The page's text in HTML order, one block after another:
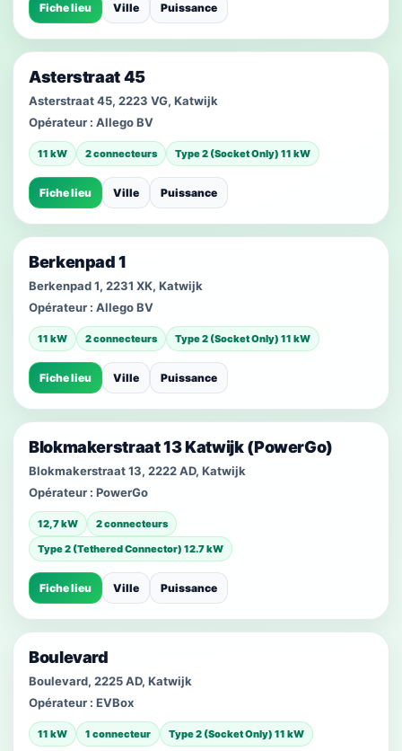
Fiche lieu Ville Puissance
Asterstraat 45
Asterstraat 45, 2223 VG, Katwijk
Opérateur : Allego BV
11 kW 2 connecteurs Type 2 (Socket Only) 11 kW
Fiche lieu Ville Puissance
Berkenpad 1
Berkenpad 1, 2231 XK, Katwijk
Opérateur : Allego BV
11 kW 2 connecteurs Type 2 (Socket Only) 11 kW
Fiche lieu Ville Puissance
Blokmakerstraat 13 Katwijk (PowerGo)
Blokmakerstraat 13, 2222 AD, Katwijk
Opérateur : PowerGo
12,7 kW
2 connecteurs
Type 2 (Tethered Connector) 12.7 kW
Fiche lieu Ville Puissance
Boulevard
Boulevard, 2225 AD, Katwijk
Opérateur : EVBox
11 kW 1 connecteur Type 2 (Socket Only) 11 kW